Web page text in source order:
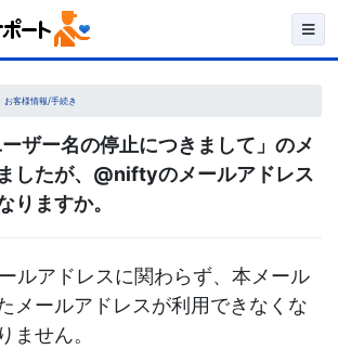
お客様情報/手続き
ザー名の停止につきまして」のメ
したが、@niftyのメールアドレス
りますか。
ルアドレスに関わらず、本メール
メールアドレスが利用できなくな
ません。